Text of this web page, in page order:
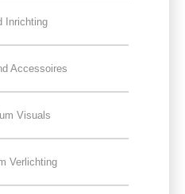
Inrichting
Accessoires
Visuals
Verlichting